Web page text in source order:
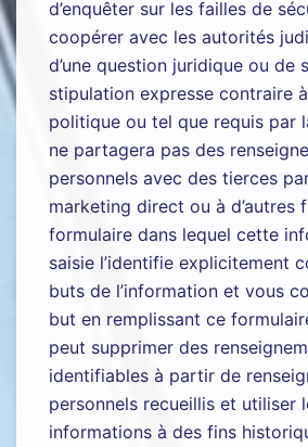
d’enquêter sur les failles de
coopérer avec les autorités
d’une question juridique ou de
stipulation expresse contraire
politique ou tel que requis par
ne partagera pas des
personnels avec des tierces
marketing direct ou à d’autres
formulaire dans lequel cette
saisie l’identifie explicitement
buts de l’information et vous
but en remplissant ce
peut supprimer des
identifiables à partir de
personnels recueillis et utiliser
informations à des fins